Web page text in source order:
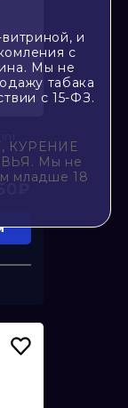
и
с
Мы не
табака
с 15-ФЗ.
КУРЕНИЕ
Мы не
младше 18